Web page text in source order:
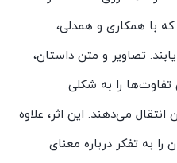
با همکاری و همدلی،
تصاویر و متن داستان،
را به شکلی
انتقال می‌دهند. این اثر، علاوه
به تفکر درباره معنای